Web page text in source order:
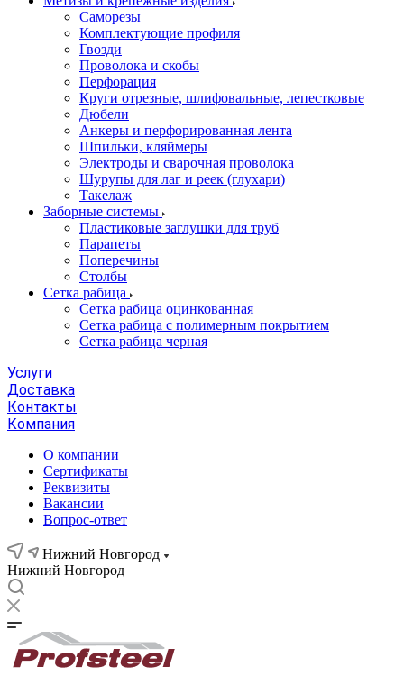
Саморезы
Комплектующие профиля
Гвозди
Проволока и скобы
Перфорация
Круги отрезные, шлифовальные, лепестковые
Дюбели
Анкеры и перфорированная лента
Шпильки, кляймеры
Электроды и сварочная проволока
Шурупы для лаг и реек (глухари)
Такелаж
Заборные системы
Пластиковые заглушки для труб
Парапеты
Поперечины
Столбы
Сетка рабица
Сетка рабица оцинкованная
Сетка рабица с полимерным покрытием
Сетка рабица черная
Услуги
Доставка
Контакты
Компания
О компании
Сертификаты
Реквизиты
Вакансии
Вопрос-ответ
Нижний Новгород
Нижний Новгород